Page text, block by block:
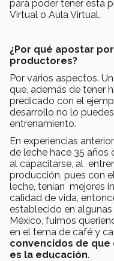
para poder tener esta
Virtual o Aula Virtual.
¿Por qué apostar
productores?
Por varios aspectos.
que, además de tener
predicado con el
desarrollo no lo
entrenamiento.
En experiencias
de leche hace 35
al capacitarse, al
producción, pues con
leche, tenían mejores
calidad de vida,
establecido en
México, fuimos
en el tema de café y
convencidos de
es la educación.